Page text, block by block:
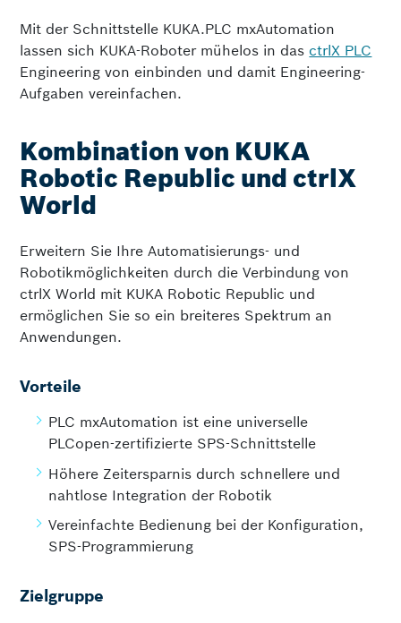
Mit der Schnittstelle KUKA.PLC mxAutomation
lassen sich KUKA-Roboter mühelos in das ctrlX PLC
Engineering von einbinden und damit Engineering-
Aufgaben vereinfachen.
Kombination von KUKA
Robotic Republic und ctrlX
World
Erweitern Sie Ihre Automatisierungs- und
Robotikmöglichkeiten durch die Verbindung von
ctrlX World mit KUKA Robotic Republic und
ermöglichen Sie so ein breiteres Spektrum an
Anwendungen.
Vorteile
PLC mxAutomation ist eine universelle
PLCopen-zertifizierte SPS-Schnittstelle
Höhere Zeitersparnis durch schnellere und
nahtlose Integration der Robotik
Vereinfachte Bedienung bei der Konfiguration,
SPS-Programmierung
Zielgruppe